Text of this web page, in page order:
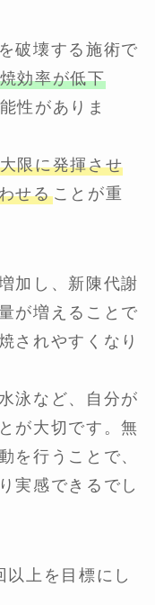
破壊する施術で
効率が低下
性がありま
限に発揮させ
せることが重
加し、新陳代謝
が増えることで
されやすくなり
泳など、自分が
が大切です。無
を行うことで、
実感できるでし
上を目標にし